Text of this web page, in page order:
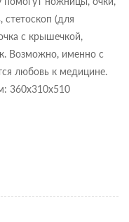
(для
с крышечкой,
Возможно, именно с
любовь к медицине.
360х310х510